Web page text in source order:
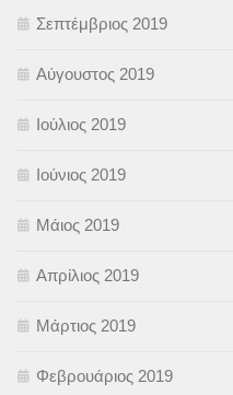
Σεπτέμβριος 2019
Αύγουστος 2019
Ιούλιος 2019
Ιούνιος 2019
Μάιος 2019
Απρίλιος 2019
Μάρτιος 2019
Φεβρουάριος 2019